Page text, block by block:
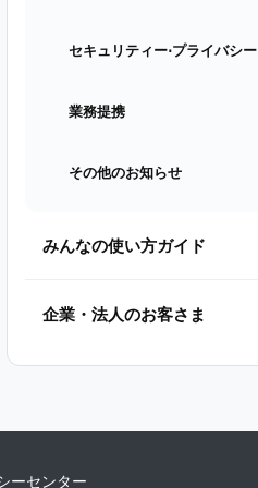
セキュリティー⋅プライバシー
業務提携
その他のお知らせ
みんなの使い方ガイド
企業・法人のお客さま
ーセンター